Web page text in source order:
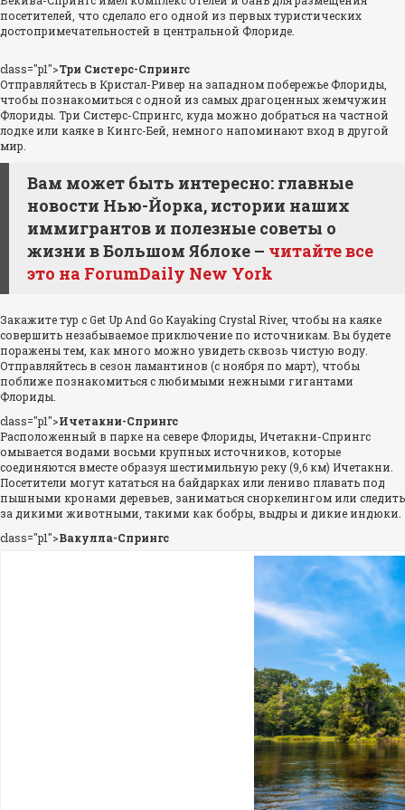
посетителей, что сделало его одной из первых туристических
достопримечательностей в центральной Флориде.
class="p1">Три Систерс-Спрингс
Отправляйтесь в Кристал-Ривер на западном побережье Флориды,
чтобы познакомиться с одной из самых драгоценных жемчужин
Флориды. Три Систерс-Спрингс, куда можно добраться на частной
лодке или каяке в Кингс-Бей, немного напоминают вход в другой
мир.
Вам может быть интересно: главные
новости Нью-Йорка, истории наших
иммигрантов и полезные советы о
жизни в Большом Яблоке – читайте все
это на ForumDaily New York
Закажите тур с Get Up And Go Kayaking Crystal River, чтобы на каяке
совершить незабываемое приключение по источникам. Вы будете
поражены тем, как много можно увидеть сквозь чистую воду.
Отправляйтесь в сезон ламантинов (с ноября по март), чтобы
поближе познакомиться с любимыми нежными гигантами
Флориды.
class="p1">Ичетакни-Спрингс
Расположенный в парке на севере Флориды, Ичетакни-Спрингс
омывается водами восьми крупных источников, которые
соединяются вместе образуя шестимильную реку (9,6 км) Ичетакни.
Посетители могут кататься на байдарках или лениво плавать под
пышными кронами деревьев, заниматься сноркелингом или следить
за дикими животными, такими как бобры, выдры и дикие индюки.
class="p1">Вакулла-Спрингс